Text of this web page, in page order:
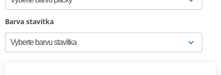
Barva stavítka